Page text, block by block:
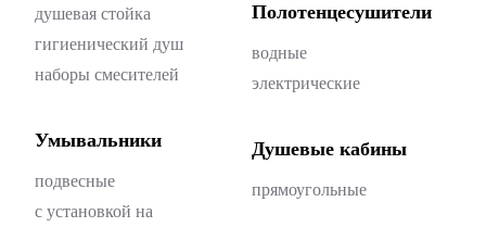
душевая стойка
гигиенический душ
наборы смесителей
Умывальники
подвесные
с установкой на
Полотенцесушители
водные
электрические
Душевые кабины
прямоугольные